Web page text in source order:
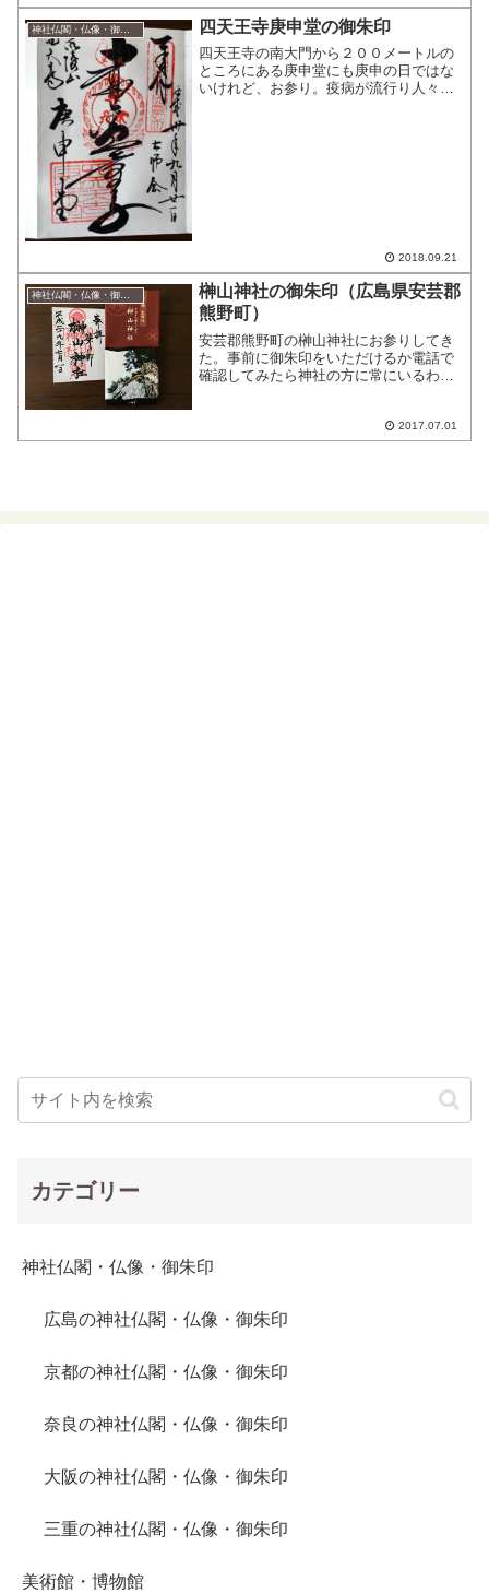
列になっていた。書いてくれ...
四天王寺庚申堂の御朱印
四天王寺の南大門から２００メートルの
ところにある庚申堂にも庚申の日ではな
いけれど、お参り。疫病が流行り人々が
2018.09.21
榊山神社の御朱印（広島県安芸郡
熊野町）
安芸郡熊野町の榊山神社にお参りしてき
た。事前に御朱印をいただけるか電話で
確認してみたら神社の方に常にいるわけ
るとのこと。階段を上って行くうち見え
てくるけど、ここは鳥居の...
2017.07.01
カテゴリー
神社仏閣・仏像・御朱印
広島の神社仏閣・仏像・御朱印
京都の神社仏閣・仏像・御朱印
奈良の神社仏閣・仏像・御朱印
大阪の神社仏閣・仏像・御朱印
三重の神社仏閣・仏像・御朱印
美術館・博物館